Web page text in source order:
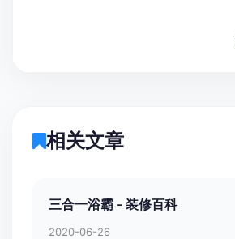
相关文章
三合一浴霸 - 装修百科
2020-06-26